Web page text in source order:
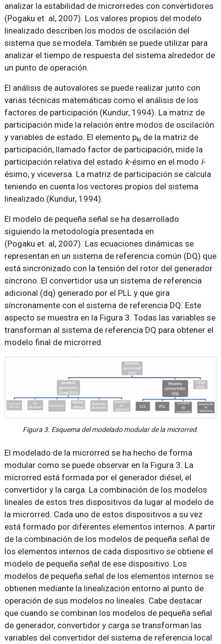
analizar la estabilidad de microrredes con convertidores
(Pogaku et. al, 2007). Los valores propios del modelo
linealizado describen los modos de oscilación del
sistema que se modela. También se puede utilizar para
analizar el tiempo de respuesta del sistema alrededor de
un punto de operación.
El análisis de autovalores se puede realizar junto con
varias técnicas matemáticas como el análisis de los
factores de participación (Kundur, 1994). La matriz de
participación mide la relación entre modos de oscilación
y variables de estado. El elemento pkide la matriz de
participación, llamado factor de participación, mide la
participación relativa del estado k-ésimo en el modo i-
ésimo, y viceversa. La matriz de participación se calcula
teniendo en cuenta los vectores propios del sistema
linealizado (Kundur, 1994).
El modelo de pequeña señal se ha desarrollado
siguiendo la metodología presentada en
(Pogaku et. al, 2007). Las ecuaciones dinámicas se
representan en un sistema de referencia común (DQ) que
está sincronizado con la tensión del rotor del generador
síncrono. El convertidor usa un sistema de referencia
adicional (dq) generado por el PLL y que gira
síncronamente con el sistema de referencia DQ. Este
aspecto se muestra en la Figura 3. Todas las variables se
transforman al sistema de referencia DQ para obtener el
modelo final de microrred.
Figura 3. Esquema del modelado modular de la microrred.
El modelado de la microrred se ha hecho de forma
modular como se puede observar en la Figura 3. La
microrred está formada por el generador diésel, el
convertidor y la carga. La combinación de los modelos
lineales de estos tres dispositivos da lugar al modelo de
la microrred. Cada uno de estos dispositivos a su vez
está formado por diferentes elementos internos. A partir
de la combinación de los modelos de pequeña señal de
los elementos internos de cada dispositivo se obtiene el
modelo de pequeña señal de ese dispositivo. Los
modelos de pequeña señal de los elementos internos se
obtienen mediante la linealización entorno al punto de
operación de sus modelos no lineales. Cabe destacar
que cuando se combinan los modelos de pequeña señal
de generador, convertidor y carga se transforman las
variables del convertidor del sistema de referencia local